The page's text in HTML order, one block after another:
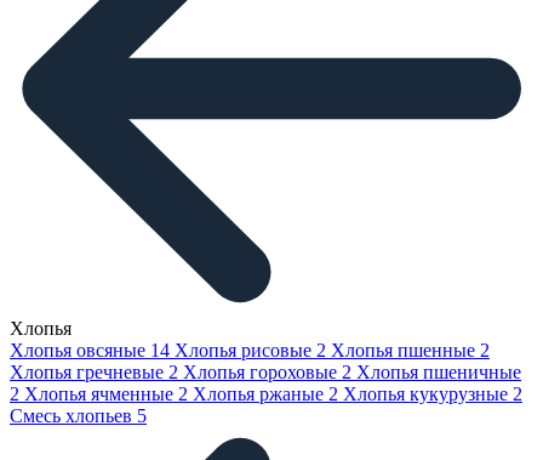
Хлопья
Хлопья овсяные 14 Хлопья рисовые 2 Хлопья пшенные 2
Хлопья гречневые 2 Хлопья гороховые 2 Хлопья пшеничные
2 Хлопья ячменные 2 Хлопья ржаные 2 Хлопья кукурузные 2
Смесь хлопьев 5